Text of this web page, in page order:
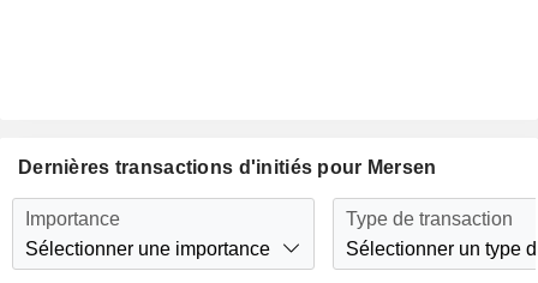
Dernières transactions d'initiés pour Mersen
Importance
Sélectionner une importance
Type de transaction
Sélectionner un type